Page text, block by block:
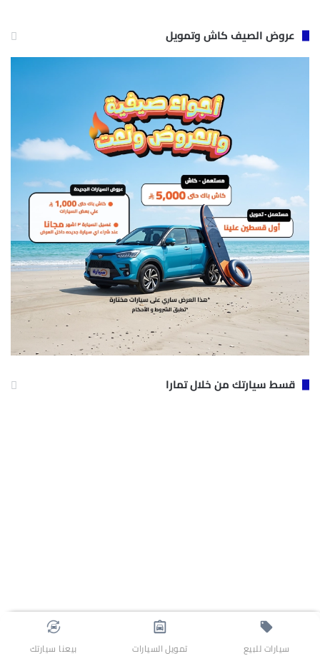
عروض الصيف كاش وتمويل
قسط سيارتك من خلال تمارا
سيارات للبيع تمويل السيارات بيعنا سيارتك